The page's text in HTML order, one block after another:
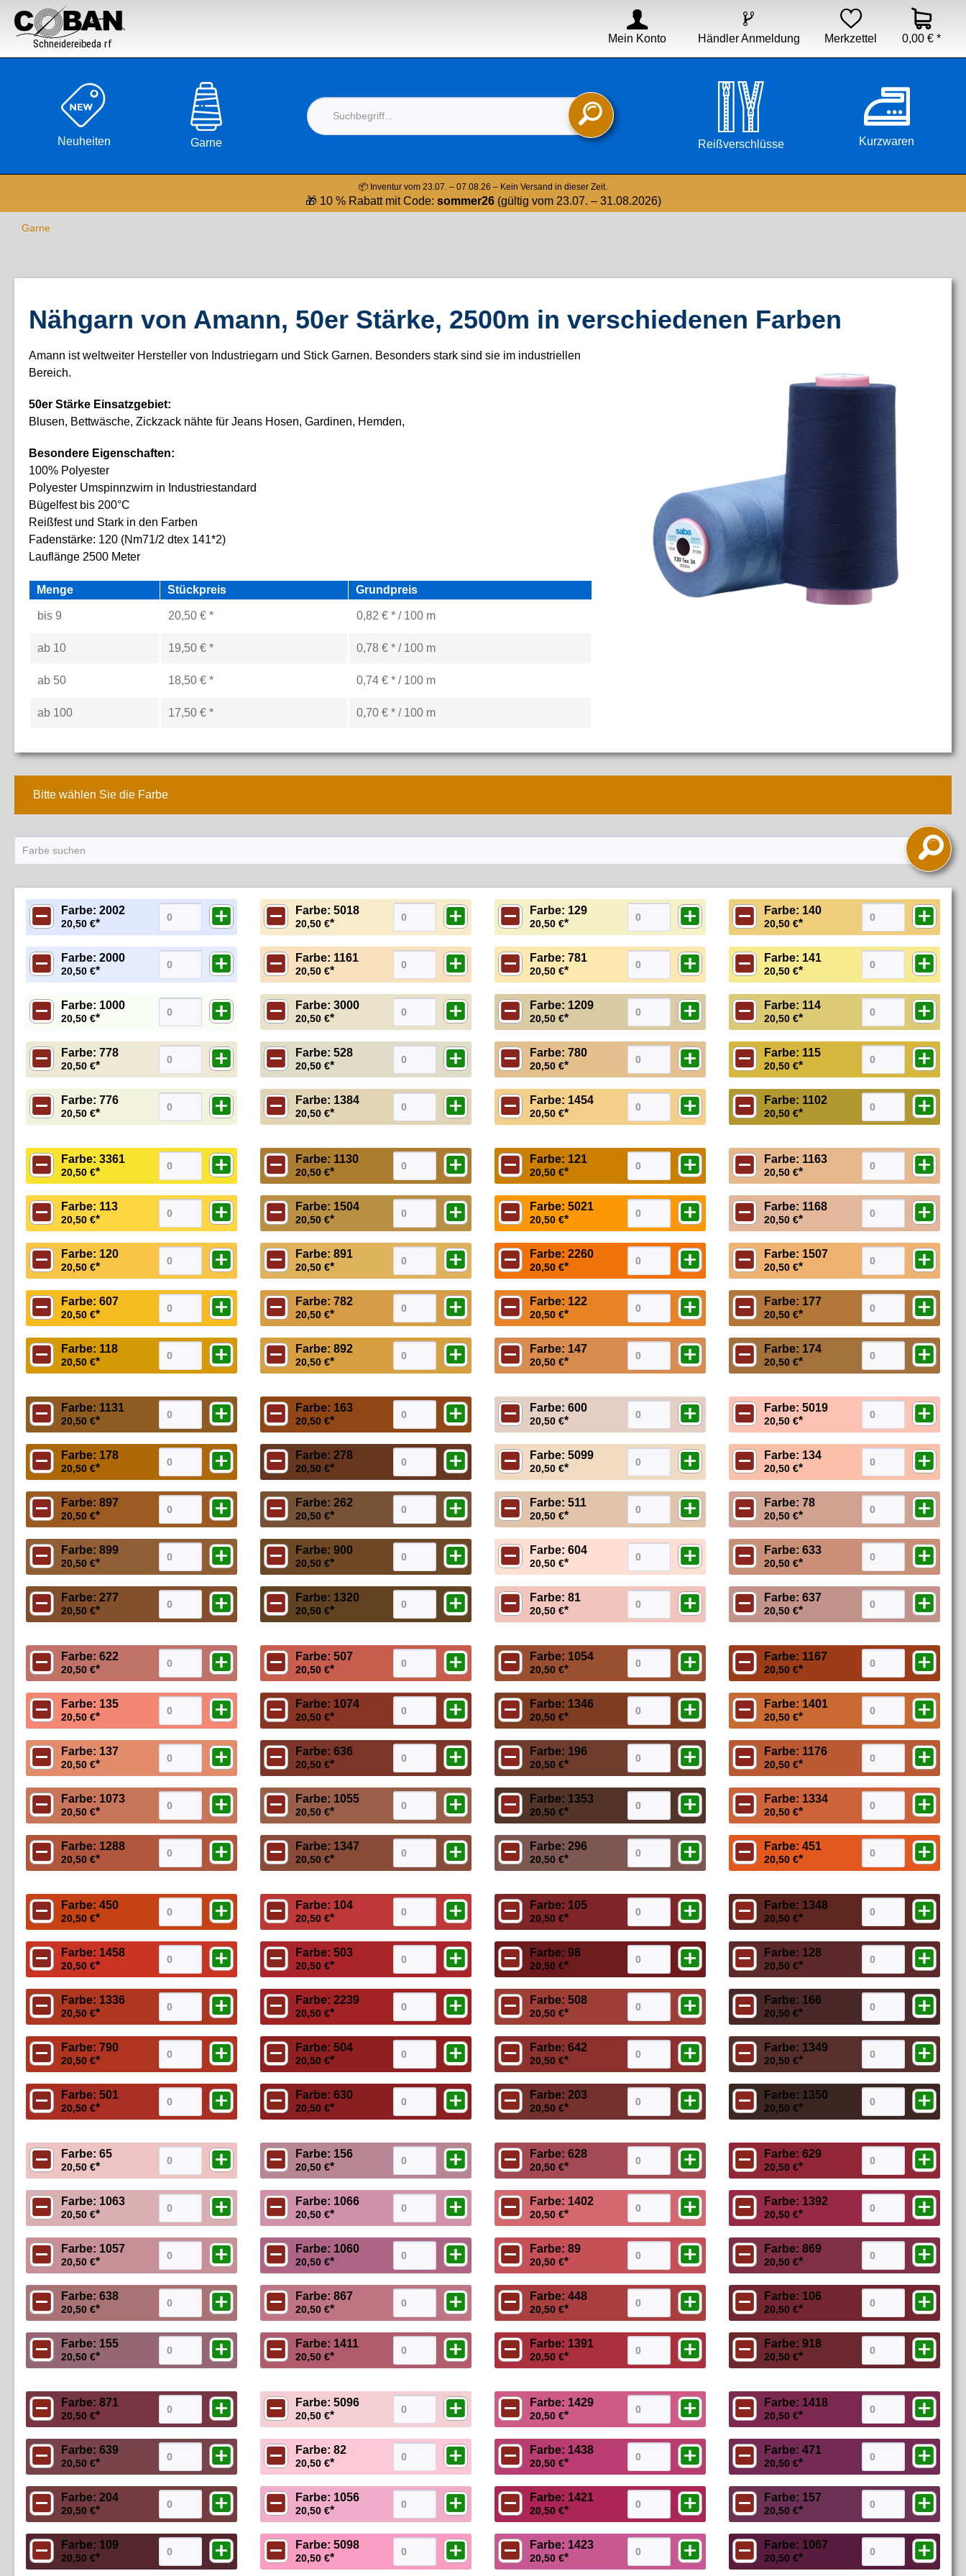
Mein Konto Händler Anmeldung

Merkzettel

0,00 € *

Neuheiten Garne

Reißverschlüsse Kurzwaren
📦 Inventur vom 23.07. – 07.08.26 – Kein Versand in dieser Zeit.
🎁 10 % Rabatt mit Code: sommer26(gültig vom 23.07. – 31.08.2026)
Garne
Nähgarn von Amann, 50er Stärke, 2500m in verschiedenen Farben
Amann ist weltweiter Hersteller von Industriegarn und Stick Garnen. Besonders stark sind sie im industriellen
Bereich.
50er Stärke Einsatzgebiet:
Blusen, Bettwäsche, Zickzack nähte für Jeans Hosen, Gardinen, Hemden,
Besondere Eigenschaften:
100% Polyester
Polyester Umspinnzwirn in Industriestandard
Bügelfest bis 200°C
Reißfest und Stark in den Farben
Fadenstärke: 120 (Nm71/2 dtex 141*2)
Lauflänge 2500 Meter
Menge Stückpreis Grundpreis
bis 9 20,50 € * 0,82 € * / 100 m
ab 10 19,50 € * 0,78 € * / 100 m
ab 50 18,50 € * 0,74 € * / 100 m
ab 100 17,50 € * 0,70 € * / 100 m
Bitte wählen Sie die Farbe

Farbe: 2002
20,50 €*
Farbe: 2000
20,50 €*
Farbe: 1000
20,50 €*
Farbe: 778
20,50 €*
Farbe: 776
20,50 €*
Farbe: 5018
20,50 €*
Farbe: 1161
20,50 €*
Farbe: 3000
20,50 €*
Farbe: 528
20,50 €*
Farbe: 1384
20,50 €*
Farbe: 129
20,50 €*
Farbe: 781
20,50 €*
Farbe: 1209
20,50 €*
Farbe: 780
20,50 €*
Farbe: 1454
20,50 €*
Farbe: 140
20,50 €*
Farbe: 141
20,50 €*
Farbe: 114
20,50 €*
Farbe: 115
20,50 €*
Farbe: 1102
20,50 €*
Farbe: 3361
20,50 €*
Farbe: 113
20,50 €*
Farbe: 120
20,50 €*
Farbe: 607
20,50 €*
Farbe: 118
20,50 €*
Farbe: 1130
20,50 €*
Farbe: 1504
20,50 €*
Farbe: 891
20,50 €*
Farbe: 782
20,50 €*
Farbe: 892
20,50 €*
Farbe: 121
20,50 €*
Farbe: 5021
20,50 €*
Farbe: 2260
20,50 €*
Farbe: 122
20,50 €*
Farbe: 147
20,50 €*
Farbe: 1163
20,50 €*
Farbe: 1168
20,50 €*
Farbe: 1507
20,50 €*
Farbe: 177
20,50 €*
Farbe: 174
20,50 €*
Farbe: 1131
20,50 €*
Farbe: 178
20,50 €*
Farbe: 897
20,50 €*
Farbe: 899
20,50 €*
Farbe: 277
20,50 €*
Farbe: 163
20,50 €*
Farbe: 278
20,50 €*
Farbe: 262
20,50 €*
Farbe: 900
20,50 €*
Farbe: 1320
20,50 €*
Farbe: 600
20,50 €*
Farbe: 5099
20,50 €*
Farbe: 511
20,50 €*
Farbe: 604
20,50 €*
Farbe: 81
20,50 €*
Farbe: 5019
20,50 €*
Farbe: 134
20,50 €*
Farbe: 78
20,50 €*
Farbe: 633
20,50 €*
Farbe: 637
20,50 €*
Farbe: 622
20,50 €*
Farbe: 135
20,50 €*
Farbe: 137
20,50 €*
Farbe: 1073
20,50 €*
Farbe: 1288
20,50 €*
Farbe: 507
20,50 €*
Farbe: 1074
20,50 €*
Farbe: 636
20,50 €*
Farbe: 1055
20,50 €*
Farbe: 1347
20,50 €*
Farbe: 1054
20,50 €*
Farbe: 1346
20,50 €*
Farbe: 196
20,50 €*
Farbe: 1353
20,50 €*
Farbe: 296
20,50 €*
Farbe: 1167
20,50 €*
Farbe: 1401
20,50 €*
Farbe: 1176
20,50 €*
Farbe: 1334
20,50 €*
Farbe: 451
20,50 €*
Farbe: 450
20,50 €*
Farbe: 1458
20,50 €*
Farbe: 1336
20,50 €*
Farbe: 790
20,50 €*
Farbe: 501
20,50 €*
Farbe: 104
20,50 €*
Farbe: 503
20,50 €*
Farbe: 2239
20,50 €*
Farbe: 504
20,50 €*
Farbe: 630
20,50 €*
Farbe: 105
20,50 €*
Farbe: 98
20,50 €*
Farbe: 508
20,50 €*
Farbe: 642
20,50 €*
Farbe: 203
20,50 €*
Farbe: 1348
20,50 €*
Farbe: 128
20,50 €*
Farbe: 166
20,50 €*
Farbe: 1349
20,50 €*
Farbe: 1350
20,50 €*
Farbe: 65
20,50 €*
Farbe: 1063
20,50 €*
Farbe: 1057
20,50 €*
Farbe: 638
20,50 €*
Farbe: 155
20,50 €*
Farbe: 156
20,50 €*
Farbe: 1066
20,50 €*
Farbe: 1060
20,50 €*
Farbe: 867
20,50 €*
Farbe: 1411
20,50 €*
Farbe: 628
20,50 €*
Farbe: 1402
20,50 €*
Farbe: 89
20,50 €*
Farbe: 448
20,50 €*
Farbe: 1391
20,50 €*
Farbe: 629
20,50 €*
Farbe: 1392
20,50 €*
Farbe: 869
20,50 €*
Farbe: 106
20,50 €*
Farbe: 918
20,50 €*
Farbe: 871
20,50 €*
Farbe: 639
20,50 €*
Farbe: 204
20,50 €*
Farbe: 109
20,50 €*
Farbe: 5096
20,50 €*
Farbe: 82
20,50 €*
Farbe: 1056
20,50 €*
Farbe: 5098
20,50 €*
Farbe: 1429
20,50 €*
Farbe: 1438
20,50 €*
Farbe: 1421
20,50 €*
Farbe: 1423
20,50 €*
Farbe: 1418
20,50 €*
Farbe: 471
20,50 €*
Farbe: 157
20,50 €*
Farbe: 1067
20,50 €*